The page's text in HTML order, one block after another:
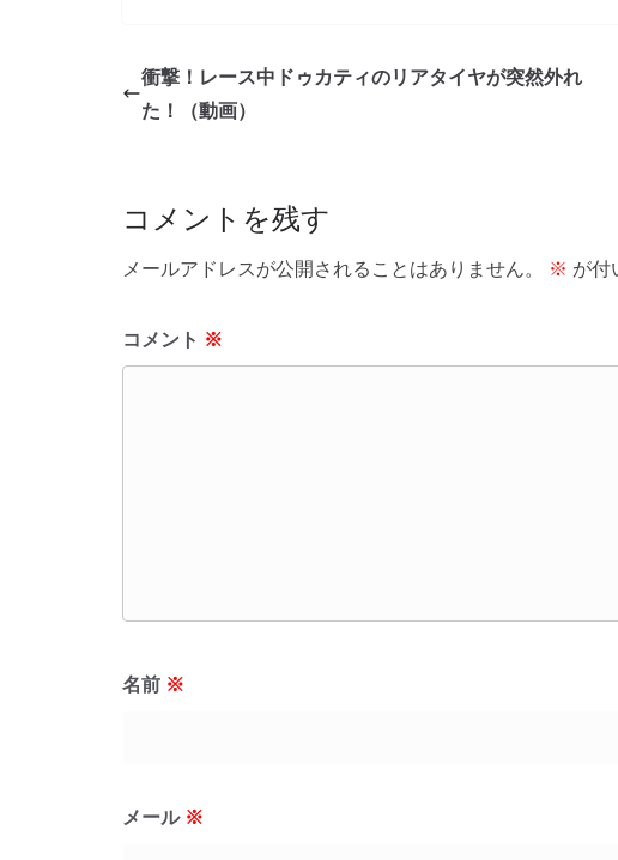
e
b
k
er et
衝撃！レース中ドゥカティのリアタイヤが突然外れ
た！（動画）
コメントを残す
メールアドレスが公開されることはありません。 ※ が付
コメント ※
名前 ※
メール ※